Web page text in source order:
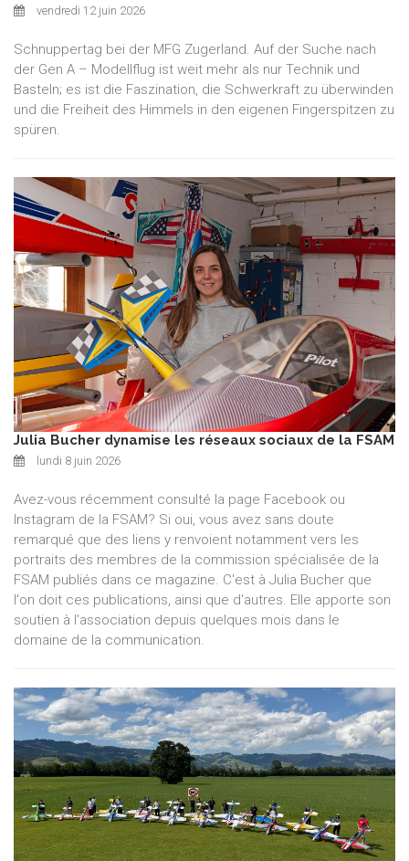
vendredi 12 juin 2026
Schnuppertag bei der MFG Zugerland. Auf der Suche nach
der Gen A – Modellflug ist weit mehr als nur Technik und
Basteln; es ist die Faszination, die Schwerkraft zu überwinden
und die Freiheit des Himmels in den eigenen Fingerspitzen zu
spüren.
Julia Bucher dynamise les réseaux sociaux de la FSAM
lundi 8 juin 2026
Avez-vous récemment consulté la page Facebook ou
Instagram de la FSAM? Si oui, vous avez sans doute
remarqué que des liens y renvoient notamment vers les
portraits des membres de la commission spécialisée de la
FSAM publiés dans ce magazine. C'est à Julia Bucher que
l'on doit ces publications, ainsi que d'autres. Elle apporte son
soutien à l'association depuis quelques mois dans le
domaine de la communication.